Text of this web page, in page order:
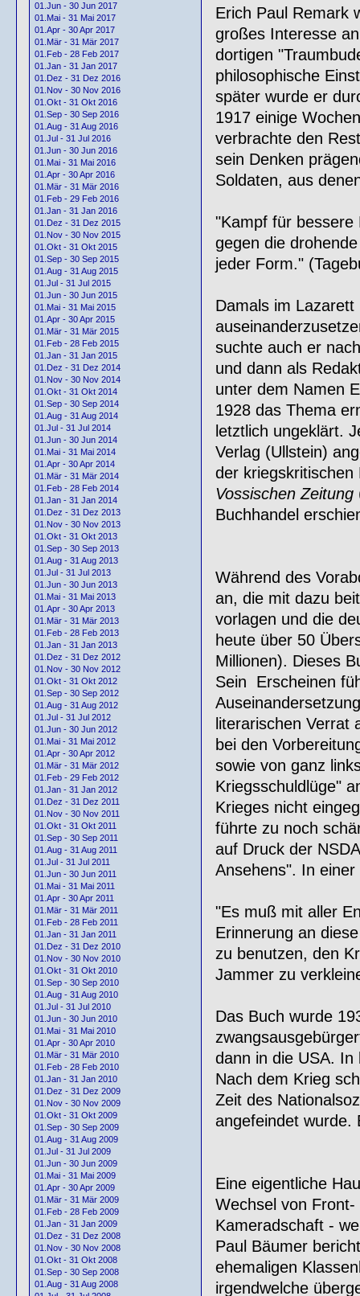
01.Jun - 30 Jun 2017
01.Mai - 31 Mai 2017
01.Apr - 30 Apr 2017
01.Mär - 31 Mär 2017
01.Feb - 28 Feb 2017
01.Jan - 31 Jan 2017
01.Dez - 31 Dez 2016
01.Nov - 30 Nov 2016
01.Okt - 31 Okt 2016
01.Sep - 30 Sep 2016
01.Aug - 31 Aug 2016
01.Jul - 31 Jul 2016
01.Jun - 30 Jun 2016
01.Mai - 31 Mai 2016
01.Apr - 30 Apr 2016
01.Mär - 31 Mär 2016
01.Feb - 29 Feb 2016
01.Jan - 31 Jan 2016
01.Dez - 31 Dez 2015
01.Nov - 30 Nov 2015
01.Okt - 31 Okt 2015
01.Sep - 30 Sep 2015
01.Aug - 31 Aug 2015
01.Jul - 31 Jul 2015
01.Jun - 30 Jun 2015
01.Mai - 31 Mai 2015
01.Apr - 30 Apr 2015
01.Mär - 31 Mär 2015
01.Feb - 28 Feb 2015
01.Jan - 31 Jan 2015
01.Dez - 31 Dez 2014
01.Nov - 30 Nov 2014
01.Okt - 31 Okt 2014
01.Sep - 30 Sep 2014
01.Aug - 31 Aug 2014
01.Jul - 31 Jul 2014
01.Jun - 30 Jun 2014
01.Mai - 31 Mai 2014
01.Apr - 30 Apr 2014
01.Mär - 31 Mär 2014
01.Feb - 28 Feb 2014
01.Jan - 31 Jan 2014
01.Dez - 31 Dez 2013
01.Nov - 30 Nov 2013
01.Okt - 31 Okt 2013
01.Sep - 30 Sep 2013
01.Aug - 31 Aug 2013
01.Jul - 31 Jul 2013
01.Jun - 30 Jun 2013
01.Mai - 31 Mai 2013
01.Apr - 30 Apr 2013
01.Mär - 31 Mär 2013
01.Feb - 28 Feb 2013
01.Jan - 31 Jan 2013
01.Dez - 31 Dez 2012
01.Nov - 30 Nov 2012
01.Okt - 31 Okt 2012
01.Sep - 30 Sep 2012
01.Aug - 31 Aug 2012
01.Jul - 31 Jul 2012
01.Jun - 30 Jun 2012
01.Mai - 31 Mai 2012
01.Apr - 30 Apr 2012
01.Mär - 31 Mär 2012
01.Feb - 29 Feb 2012
01.Jan - 31 Jan 2012
01.Dez - 31 Dez 2011
01.Nov - 30 Nov 2011
01.Okt - 31 Okt 2011
01.Sep - 30 Sep 2011
01.Aug - 31 Aug 2011
01.Jul - 31 Jul 2011
01.Jun - 30 Jun 2011
01.Mai - 31 Mai 2011
01.Apr - 30 Apr 2011
01.Mär - 31 Mär 2011
01.Feb - 28 Feb 2011
01.Jan - 31 Jan 2011
01.Dez - 31 Dez 2010
01.Nov - 30 Nov 2010
01.Okt - 31 Okt 2010
01.Sep - 30 Sep 2010
01.Aug - 31 Aug 2010
01.Jul - 31 Jul 2010
01.Jun - 30 Jun 2010
01.Mai - 31 Mai 2010
01.Apr - 30 Apr 2010
01.Mär - 31 Mär 2010
01.Feb - 28 Feb 2010
01.Jan - 31 Jan 2010
01.Dez - 31 Dez 2009
01.Nov - 30 Nov 2009
01.Okt - 31 Okt 2009
01.Sep - 30 Sep 2009
01.Aug - 31 Aug 2009
01.Jul - 31 Jul 2009
01.Jun - 30 Jun 2009
01.Mai - 31 Mai 2009
01.Apr - 30 Apr 2009
01.Mär - 31 Mär 2009
01.Feb - 28 Feb 2009
01.Jan - 31 Jan 2009
01.Dez - 31 Dez 2008
01.Nov - 30 Nov 2008
01.Okt - 31 Okt 2008
01.Sep - 30 Sep 2008
01.Aug - 31 Aug 2008
Erich Paul Remark
großes Interesse
dortigen
philosophische
später wurde er
1917 einige
verbrachte den
sein Denken
Soldaten, aus
"Kampf für bessere
gegen die
jeder Form."
Damals im
suchte auch er
und dann als
unter dem Namen
1928 das Thema
letztlich ungeklärt.
Verlag (Ullstein)
der
Vossischen Zeitung
Buchhandel
Während des
an, die mit dazu
vorlagen und die
heute über 50
Millionen). Dieses
Sein Erscheinen
literarischen Verrat
bei den
sowie von ganz
Kriegsschuldlüge"
Krieges nicht
führte zu noch
auf Druck der
Ansehens". In
"Es muß mit aller
Erinnerung an
zu benutzen, den
Jammer zu
Das Buch wurde
dann in die USA.
Nach dem Krieg
Zeit des
angefeindet wurde.
Eine eigentliche
Wechsel von
Kameradschaft -
Paul Bäumer
ehemaligen
irgendwelche